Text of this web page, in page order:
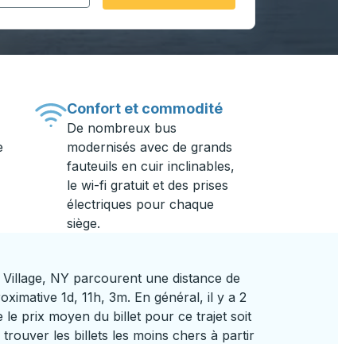
Confort et commodité
De nombreux bus
modernisés avec de grands
fauteuils en cuir inclinables,
le wi-fi gratuit et des prises
électriques pour chaque
siège.
NY parcourent une distance de
1d, 11h, 3m. En général, il y a 2
le prix moyen du billet pour ce trajet soit
les billets les moins chers à partir